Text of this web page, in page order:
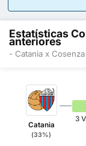
Estatísticas
anteriores
- Catania x
Catania
(33%)
3